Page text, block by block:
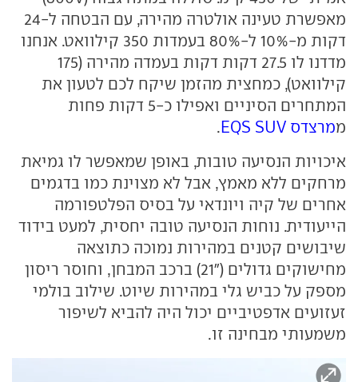
מאפשרת טעינה אולטרה מהירה, עם הבטחה ל-24
דקות מ-10% ל-80% בעמדות 350 קילוואט. אנחנו
מדדנו לו 27.5 דקות דקות בעמדה מהירה (175
קילוואט), כמחצית מהזמן שיקח לכם לטעון את
המתחרים הסיניים ואפילו כ-5 דקות פחות
ממרצדס EQS SUV
.
איכויות הנסיעה טובות, באופן שמאפשר לו גמיאת
מרחקים ללא מאמץ, אבל לא מצוינת כמו בדגמים
אחרים של קיה ויונדאי על בסיס הפלטפורמה
הייעודית. נוחות הנסיעה טובה יחסית, למעט בידוד
שיבושים קטנים במהירות נמוכה כתוצאה
מחישוקים גדולים ("21) ברכב המבחן, וחוסר ריסון
מספק על כביש גלי במהירות שיוט. שילוב בולמי
זעזועים אדפטיביים יכול היה להביא לשיפור
משמעותי מבחינה זו.